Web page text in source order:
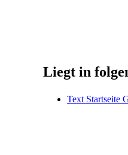
Liegt in
Text Startseite